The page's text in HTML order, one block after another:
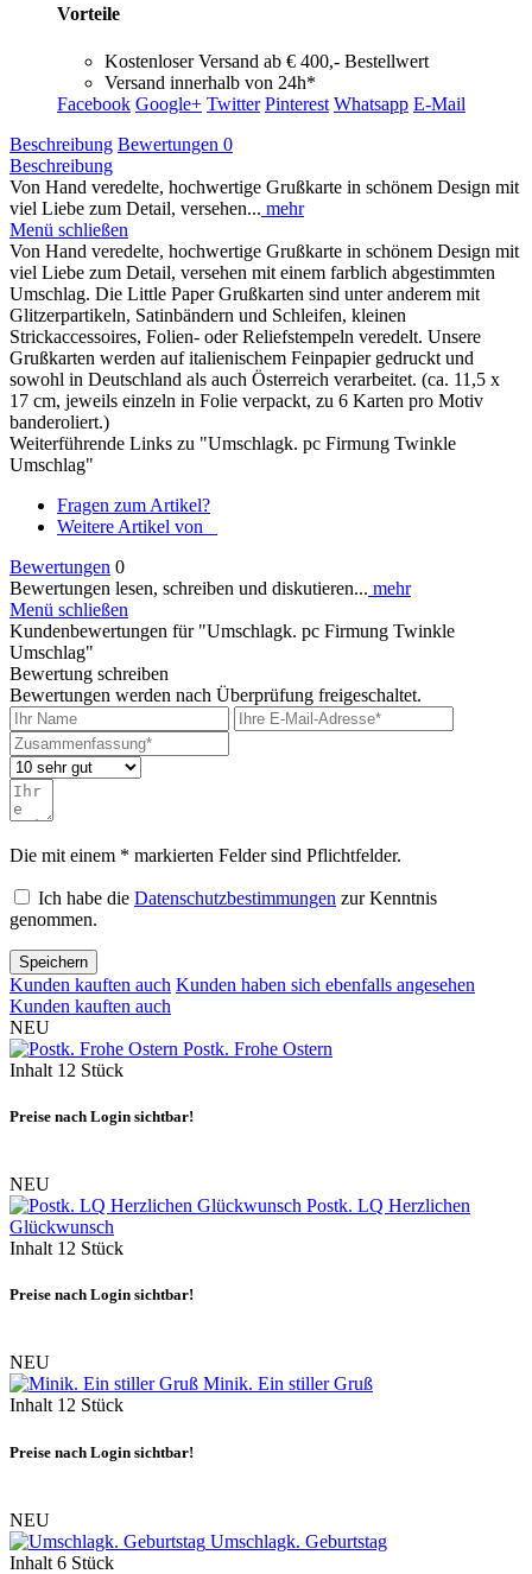
Vorteile
Kostenloser Versand ab € 400,- Bestellwert
Versand innerhalb von 24h*
Facebook Google+ Twitter Pinterest Whatsapp E-Mail
Beschreibung Bewertungen 0
Beschreibung
Von Hand veredelte, hochwertige Grußkarte in schönem Design mit
viel Liebe zum Detail, versehen... mehr
Menü schließen
Von Hand veredelte, hochwertige Grußkarte in schönem Design mit
viel Liebe zum Detail, versehen mit einem farblich abgestimmten
Umschlag. Die Little Paper Grußkarten sind unter anderem mit
Glitzerpartikeln, Satinbändern und Schleifen, kleinen
Strickaccessoires, Folien- oder Reliefstempeln veredelt. Unsere
Grußkarten werden auf italienischem Feinpapier gedruckt und
sowohl in Deutschland als auch Österreich verarbeitet. (ca. 11,5 x
17 cm, jeweils einzeln in Folie verpackt, zu 6 Karten pro Motiv
banderoliert.)
Weiterführende Links zu "Umschlagk. pc Firmung Twinkle
Umschlag"
Fragen zum Artikel?
Weitere Artikel von _
Bewertungen 0
Bewertungen lesen, schreiben und diskutieren... mehr
Menü schließen
Kundenbewertungen für "Umschlagk. pc Firmung Twinkle
Umschlag"
Bewertung schreiben
Bewertungen werden nach Überprüfung freigeschaltet.
Die mit einem * markierten Felder sind Pflichtfelder.
Ich habe die Datenschutzbestimmungen zur Kenntnis
genommen.
Speichern
Kunden kauften auch Kunden haben sich ebenfalls angesehen
Kunden kauften auch
NEU
Postk. Frohe Ostern
Inhalt 12 Stück
Preise nach Login sichtbar!
NEU
Postk. LQ Herzlichen
Glückwunsch
Inhalt 12 Stück
Preise nach Login sichtbar!
NEU
Minik. Ein stiller Gruß
Inhalt 12 Stück
Preise nach Login sichtbar!
NEU
Umschlagk. Geburtstag
Inhalt 6 Stück